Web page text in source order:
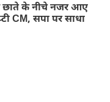
छाते के नीचे नजर आए
CM, सपा पर साधा